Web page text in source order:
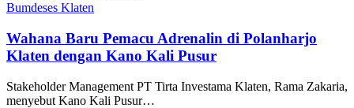
Bumdeses Klaten
Wahana Baru Pemacu Adrenalin di Polanharjo
Klaten dengan Kano Kali Pusur
Stakeholder Management PT Tirta Investama Klaten, Rama Zakaria,
menyebut Kano Kali Pusur…